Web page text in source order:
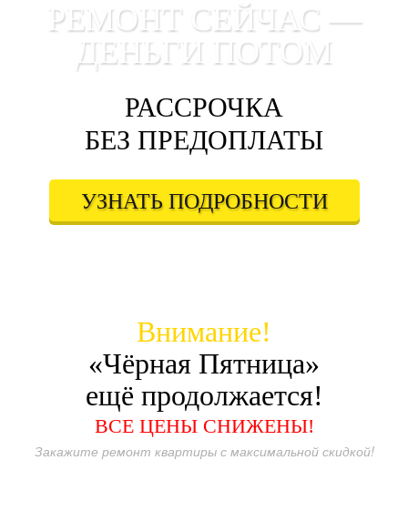
РЕМОНТ СЕЙЧАС —
ДЕНЬГИ ПОТОМ
РАССРОЧКА
БЕЗ ПРЕДОПЛАТЫ
УЗНАТЬ ПОДРОБНОСТИ
Внимание!
«Чёрная Пятница»
ещё продолжается!
ВСЕ ЦЕНЫ СНИЖЕНЫ!
Закажите ремонт квартиры с максимальной скидкой!